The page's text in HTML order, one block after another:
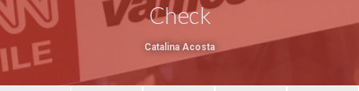
Check
Catalina Acosta